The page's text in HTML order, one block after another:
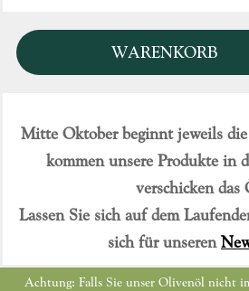
Quantità
WARENKORB
Mitte Oktober beginnt jeweils
kommen unsere Produkte in
verschicken das
Lassen Sie sich auf dem
sich für unseren
Achtung: Falls Sie unser Olivenöl nicht